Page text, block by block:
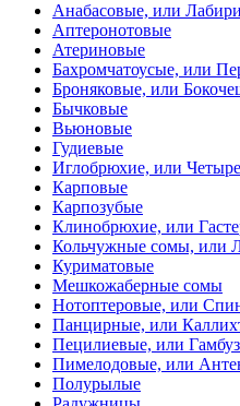
Анабасовые, или
Аптеронотовые
Атериновые
Бахромчатоусые, или
Броняковые, или
Бычковые
Вьюновые
Гудиевые
Иглобрюхие, или
Карповые
Карпозубые
Клинобрюхие, или
Кольчужные сомы, или
Куриматовые
Мешкожаберные сомы
Нотоптеровые, или
Панцирные, или
Пецилиевые, или
Пимелодовые, или
Полурылые